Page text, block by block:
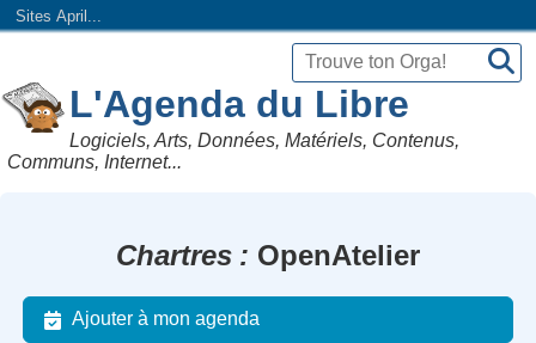
Sites April...
L'Agenda du Libre
Logiciels, Arts, Données, Matériels, Contenus,
Communs, Internet...
Chartres OpenAtelier
Ajouter à mon agenda